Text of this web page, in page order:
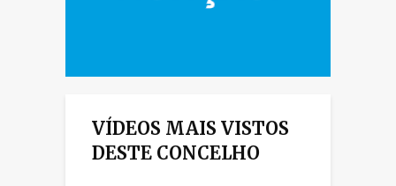
VÍDEOS MAIS VISTOS
DESTE CONCELHO